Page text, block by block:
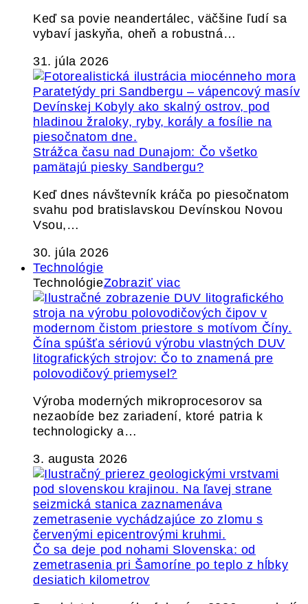
Keď sa povie neandertálec, väčšine ľudí sa
vybaví jaskyňa, oheň a robustná…
31. júla 2026
Strážca času nad Dunajom: Čo všetko
pamätajú piesky Sandbergu?
Keď dnes návštevník kráča po piesočnatom
svahu pod bratislavskou Devínskou Novou
Vsou,…
30. júla 2026
Technológie
TechnológieZobraziť viac
Čína spúšťa sériovú výrobu vlastných DUV
litografických strojov: Čo to znamená pre
polovodičový priemysel?
Výroba moderných mikroprocesorov sa
nezaobíde bez zariadení, ktoré patria k
technologicky a…
3. augusta 2026
Čo sa deje pod nohami Slovenska: od
zemetrasenia pri Šamoríne po teplo z hĺbky
desiatich kilometrov